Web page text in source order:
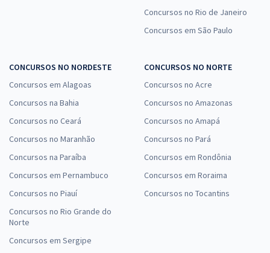
SEDES DF - Secretaria de Desenvolvimento Social do Distrito Federal
Desenvolvimento e Assistência Social (EDAS) - Especialidade: Direito
R$39,90
Economize R$ 119,70 (-20%)
Comprar
Curso Gratuito - SEDES DF - Secretaria de Desenvolvimento Social
do Distrito Federal - Técnico em Desenvolvimento e Assistência
Social (TDAS) - Especialidade: Técnico Administrativo (Cargo 202) -
Concursos no Rio de Janeiro
Concursos em São Paulo
CONCURSOS NO NORDESTE
Concursos em Alagoas
Concursos na Bahia
Concursos no Ceará
Concursos no Maranhão
Concursos na Paraíba
Concursos em Pernambuco
Concursos no Piauí
Concursos no Rio Grande do
Norte
Concursos em Sergipe
CONCURSOS NO NORTE
Concursos no Acre
Concursos no Amazonas
Concursos no Amapá
Concursos no Pará
Concursos em Rondônia
Concursos em Roraima
Concursos no Tocantins